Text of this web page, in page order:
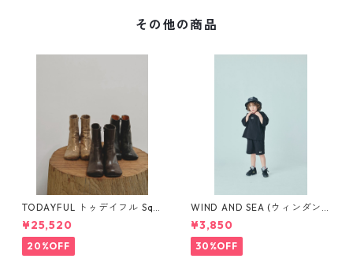
その他の商品
TODAYFUL トゥデイフル Squ
are Short Boots 12321008 1
2521006
¥25,520
20%OFF
WIND AND SEA (ウィンダン
シー)SMOOTHY x WDS 70%
Child S/S Tee (H_GRAY)
¥3,850
30%OFF